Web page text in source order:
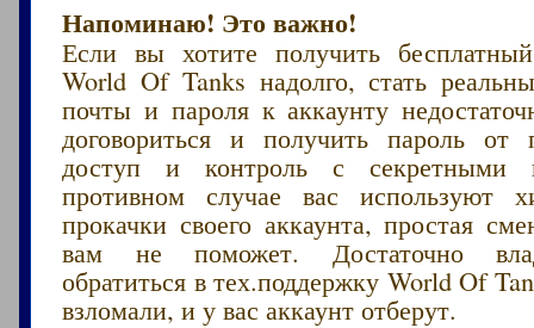
Напоминаю! Это важно!
Если вы хотите получить
World Of Tanks надолго, стать
почты и пароля к аккаунту
договориться и получить пароль
доступ и контроль с секретными
противном случае вас используют
прокачки своего аккаунта, простая
вам не поможет. Достаточно
обратиться в тех.поддержку World Of
взломали, и у вас аккаунт отберут.